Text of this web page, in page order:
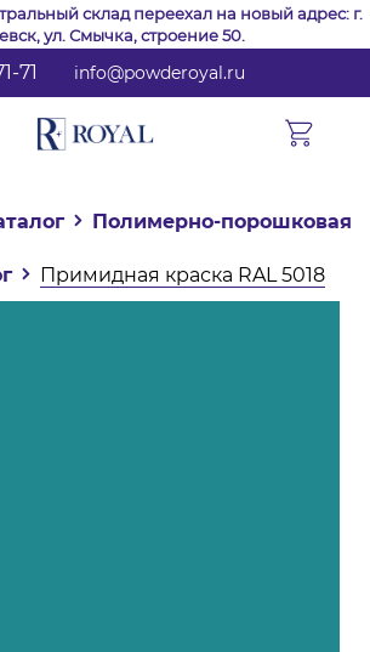
склад переехал на новый адрес: г.
ул. Смычка, строение 50.
71 info@powderoyal.ru
Полимерно-порошковая
Примидная краска RAL 5018